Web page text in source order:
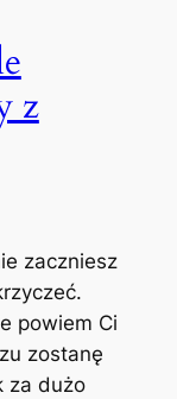
z
zaczniesz
powiem Ci
zostanę
za dużo